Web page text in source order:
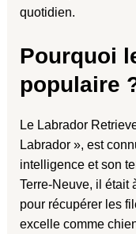
quotidien.
Pourquoi
populaire
Le Labrador
Labrador », est
intelligence et son
Terre-Neuve, il était
pour récupérer les
excelle comme